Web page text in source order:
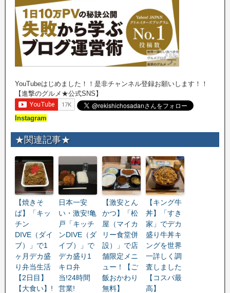
YouTubeはじめました！！是非チャンネル登録お願いします！！
【進撃のグルメ★公式SNS】
Instagram
★関連記事★
【焼きそ
ば】「キッ
チン
DIVE（ダイ
ブ）」で1
ヶ月デカ盛
り弁当生活
【2日目】
【大食い】!
日本一安
い・激安!亀
戸「キッチ
ンDIVE（ダ
イブ）」で
デカ盛り1
キロ弁
当!24時間
営業!
【激安とん
かつ】「松
屋（マイカ
リー食堂併
設）」で店
舗限定メニ
ュー！【ご
飯おかわり
無料】
【キング牛
丼】「すき
家」でデカ
盛り牛丼キ
ングを世界
一詳しく調
査しました
【コスパ最
高】